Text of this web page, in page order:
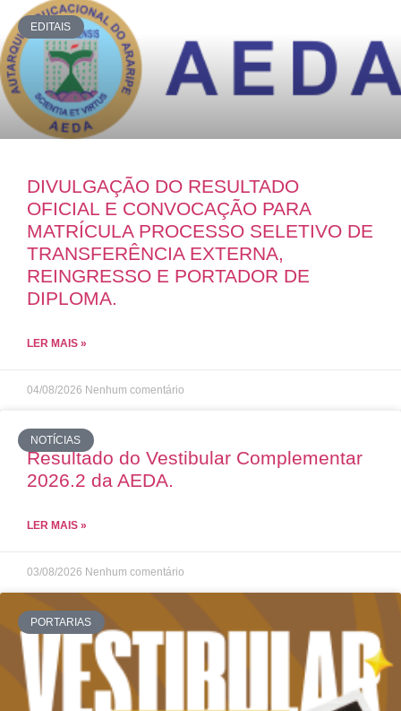
EDITAIS
DIVULGAÇÃO DO RESULTADO
OFICIAL E CONVOCAÇÃO PARA
MATRÍCULA PROCESSO SELETIVO DE
TRANSFERÊNCIA EXTERNA,
REINGRESSO E PORTADOR DE
DIPLOMA.
LER MAIS »
04/08/2026 Nenhum comentário
NOTÍCIAS
Resultado do Vestibular Complementar
2026.2 da AEDA.
LER MAIS »
03/08/2026 Nenhum comentário
PORTARIAS